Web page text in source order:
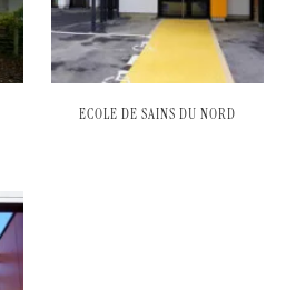
ECOLE DE SAINS DU NORD